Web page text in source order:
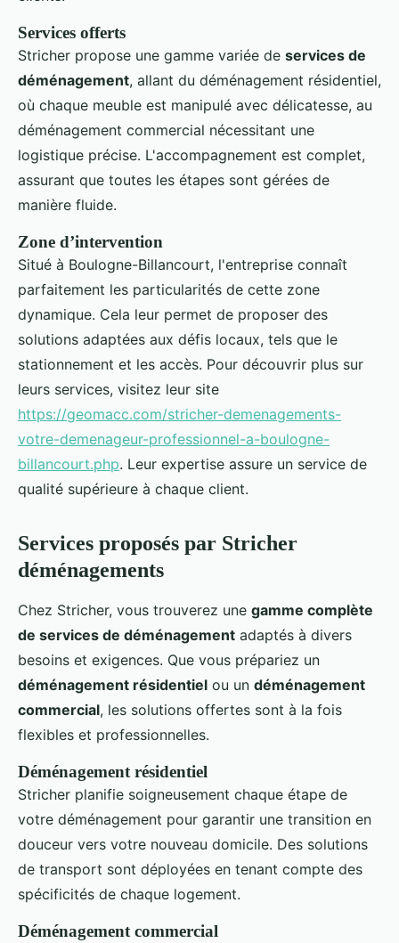
Services offerts
Stricher propose une gamme variée de services de
déménagement, allant du déménagement résidentiel,
où chaque meuble est manipulé avec délicatesse, au
déménagement commercial nécessitant une
logistique précise. L'accompagnement est complet,
assurant que toutes les étapes sont gérées de
manière fluide.
Zone d’intervention
Situé à Boulogne-Billancourt, l'entreprise connaît
parfaitement les particularités de cette zone
dynamique. Cela leur permet de proposer des
solutions adaptées aux défis locaux, tels que le
stationnement et les accès. Pour découvrir plus sur
leurs services, visitez leur site
https://geomacc.com/stricher-demenagements-
votre-demenageur-professionnel-a-boulogne-
billancourt.php. Leur expertise assure un service de
qualité supérieure à chaque client.
Services proposés par Stricher
déménagements
Chez Stricher, vous trouverez une gamme complète
de services de déménagement adaptés à divers
besoins et exigences. Que vous prépariez un
déménagement résidentiel ou un déménagement
commercial, les solutions offertes sont à la fois
flexibles et professionnelles.
Déménagement résidentiel
Stricher planifie soigneusement chaque étape de
votre déménagement pour garantir une transition en
douceur vers votre nouveau domicile. Des solutions
de transport sont déployées en tenant compte des
spécificités de chaque logement.
Déménagement commercial